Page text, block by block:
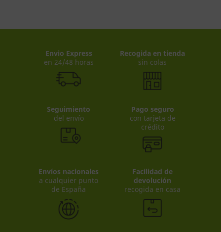
Envio Express
en 24/48 horas
Recogida en tienda
sin colas
Seguimiento
del envío
Pago seguro
con tarjeta de
crédito
Envíos nacionales
a cualquier punto
de España
Facilidad de
devolución
recogida en casa